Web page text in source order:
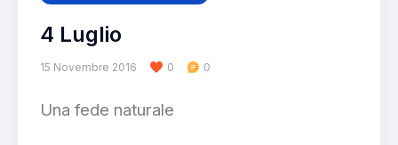
4 Luglio
15 Novembre 2016 0 0
Una fede naturale